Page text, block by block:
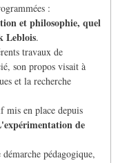
:
et philosophie, quel
Leblois.
travaux de
son propos visait à
et la recherche
mis en place depuis
de
pédagogique,